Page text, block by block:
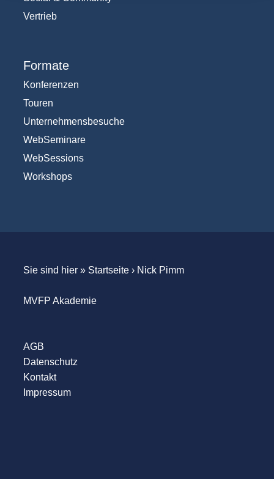
Vertrieb
Formate
Konferenzen
Touren
Unternehmensbesuche
WebSeminare
WebSessions
Workshops
Sie sind hier » Startseite› Nick Pimm
MVFP Akademie
AGB
Datenschutz
Kontakt
Impressum